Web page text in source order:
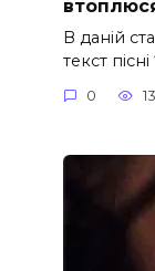
В даній
текст пісні
0 13